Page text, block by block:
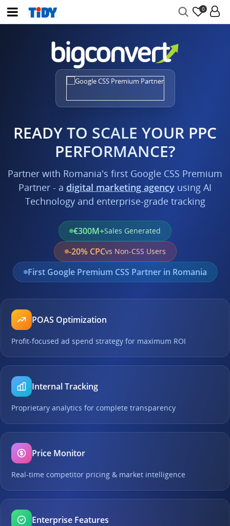
0
READY TO SCALE YOUR PPC
PERFORMANCE?
Partner with Romania's first Google CSS Premium
Partner - a digital marketing agency using AI
Technology and enterprise-grade tracking
€300M+Sales Generated
-20% CPCvs Non-CSS Users
First Google Premium CSS Partner in Romania
POAS Optimization
Profit-focused ad spend strategy for maximum ROI
Internal Tracking
Proprietary analytics for complete transparency
Price Monitor
Real-time competitor pricing & market intelligence
Enterprise Features